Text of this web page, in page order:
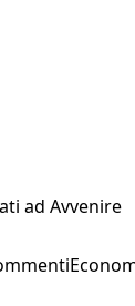
ad Avvenire